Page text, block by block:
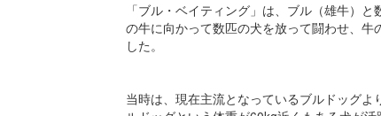
「ブル・ベイティング」は、ブル（雄牛）
の牛に向かって数匹の犬を放って闘わせ、
した。
当時は、現在主流となっているブルドッグ